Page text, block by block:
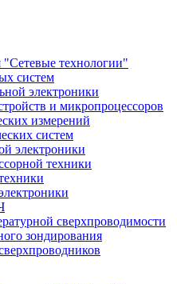
"Сетевые технологии"
систем
электроники
и микропроцессоров
измерений
систем
электроники
техники
сверхпроводимости
зондирования